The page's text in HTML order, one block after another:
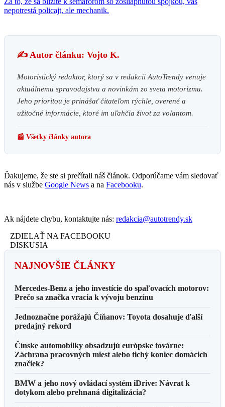
nepotrestá policajt, ale mechanik.
✍️ Autor článku: Vojto K.
Motoristický redaktor, ktorý sa v redakcii AutoTrendy venuje
aktuálnemu spravodajstvu a novinkám zo sveta motorizmu.
Jeho prioritou je prinášať čitateľom rýchle, overené a
užitočné informácie, ktoré im uľahčia život za volantom.
📰 Všetky články autora
Ďakujeme, že ste si prečítali náš článok. Odporúčame vám sledovať
nás v službe Google News a na Facebooku.
Ak nájdete chybu, kontaktujte nás: redakcia@autotrendy.sk
ZDIELAŤ NA FACEBOOKU
DISKUSIA
NAJNOVŠIE ČLÁNKY
Mercedes-Benz a jeho investície do spaľovacích motorov:
Prečo sa značka vracia k vývoju benzínu
Jednoznačne porážajú Číňanov: Toyota dosahuje ďalší
predajný rekord
Čínske automobilky obsadzujú európske továrne:
Záchrana pracovných miest alebo tichý koniec domácich
značiek?
BMW a jeho nový ovládací systém iDrive: Návrat k
dotykom alebo prehnaná digitalizácia?